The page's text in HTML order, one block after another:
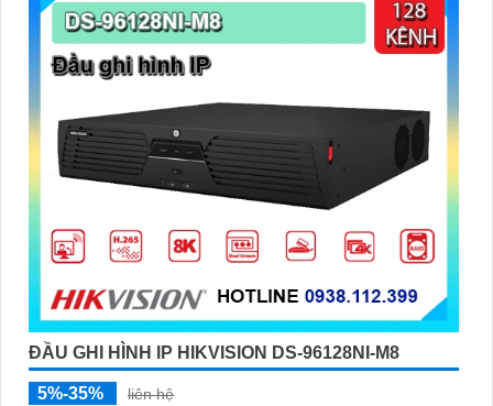
ĐẦU GHI HÌNH IP HIKVISION DS-96128NI-M8
5%-35%
liên hệ